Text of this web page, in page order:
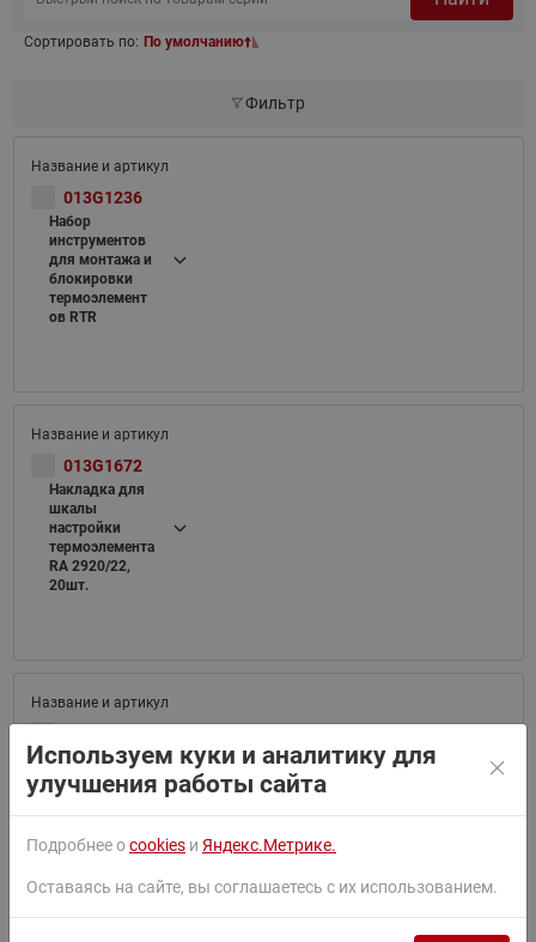
Сортировать по: По умолчанию
Фильтр
013G1236
Набор
инструментов
для монтажа и
блокировки
термоэлемент
ов RTR
013G1672
Накладка для
шкалы
настройки
термоэлемента
RA 2920/22,
20шт.
Фиксатор для
предотвращен
ия
несанкциониро
ванного
демонтажа
RTR
Используем куки и аналитику для
улучшения работы сайта
Подробнее оcookies и Яндекс.Метрике.
Оставаясь на сайте, вы соглашаетесь с их использованием.